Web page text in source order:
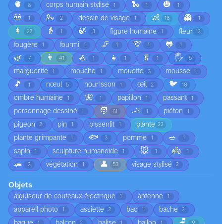
🫀 8 corps humain stylisé 1 🐍 1 🎃 1
💀 1 🦢 2 dessin de visage 1 👶 18 👻 1
👩 27 👵 1 🍃 3 figure humaine 1 fleur 12
fougère 1 fourmi 1 🦵 1 🦒 1 🐸 1
🌿 7 👨 41 🦪 1 👧 1 🥬 1 🖐️ 5
marguerite 1 mouche 1 mouette 3 mousse 1
🎵 1 nœul 5 nourisson 1 œil 2 🐦 10
ombre humaine 1 🌺 1 papillon 1 passant 1
personnage dessiné 1 🧑 61 🦶 1 piéton 1
pigeon 2 pin 1 pissenlit 1 plante 22
plante grimpante 1 🐟 3 pomme 1 🥗 1
sapin 1 sculpture humanoïde 1 🐭 1 👼 1
🦔 2 végétation 1 👤 53 visage stylisé 2
Objets
aiguiseur de couteaux électrique 1 antenne 1
appareil photo 1 assiette 2 bac 1 bâche 2